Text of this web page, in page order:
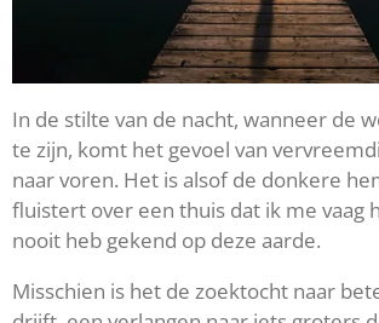
In de stilte van de nacht, wanneer de
te zijn, komt het gevoel van
naar voren. Het is alsof de donkere
fluistert over een thuis dat ik me vaag
nooit heb gekend op deze aarde.
Misschien is het de zoektocht naar